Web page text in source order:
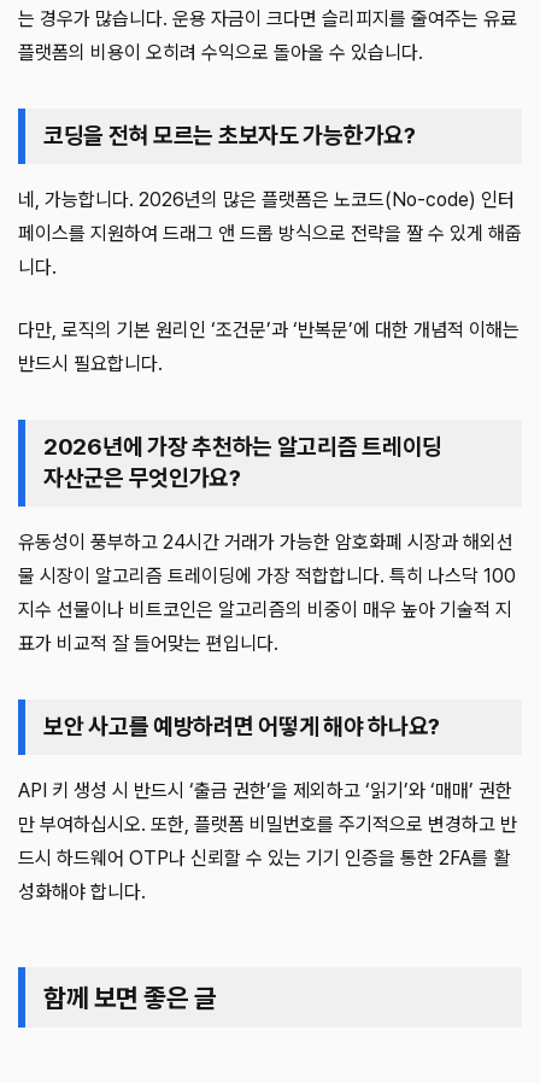
는 경우가 많습니다. 운용 자금이 크다면 슬리피지를 줄여주는 유료
플랫폼의 비용이 오히려 수익으로 돌아올 수 있습니다.
코딩을 전혀 모르는 초보자도 가능한가요?
네, 가능합니다. 2026년의 많은 플랫폼은 노코드(No-code) 인터
페이스를 지원하여 드래그 앤 드롭 방식으로 전략을 짤 수 있게 해줍
니다.
다만, 로직의 기본 원리인 ‘조건문’과 ‘반복문’에 대한 개념적 이해는
반드시 필요합니다.
2026년에 가장 추천하는 알고리즘 트레이딩
자산군은 무엇인가요?
유동성이 풍부하고 24시간 거래가 가능한 암호화폐 시장과 해외선
물 시장이 알고리즘 트레이딩에 가장 적합합니다. 특히 나스닥 100
지수 선물이나 비트코인은 알고리즘의 비중이 매우 높아 기술적 지
표가 비교적 잘 들어맞는 편입니다.
보안 사고를 예방하려면 어떻게 해야 하나요?
API 키 생성 시 반드시 ‘출금 권한’을 제외하고 ‘읽기’와 ‘매매’ 권한
만 부여하십시오. 또한, 플랫폼 비밀번호를 주기적으로 변경하고 반
드시 하드웨어 OTP나 신뢰할 수 있는 기기 인증을 통한 2FA를 활
성화해야 합니다.
함께 보면 좋은 글